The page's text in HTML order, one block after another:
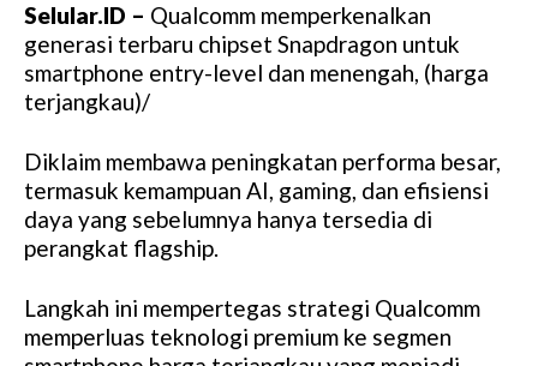
Selular.ID – Qualcomm memperkenalkan
generasi terbaru chipset Snapdragon untuk
smartphone entry-level dan menengah, (harga
terjangkau)/
Diklaim membawa peningkatan performa besar,
termasuk kemampuan AI, gaming, dan efisiensi
daya yang sebelumnya hanya tersedia di
perangkat flagship.
Langkah ini mempertegas strategi Qualcomm
memperluas teknologi premium ke segmen